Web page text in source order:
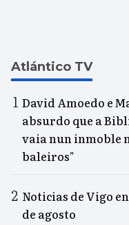
Atlántico TV
David Amoedo e
absurdo que a
vaia nun inmoble
baleiros"
Noticias de Vigo
de agosto